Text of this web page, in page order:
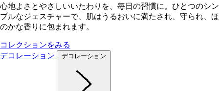
心地よさとやさしいいたわりを、毎日の習慣に。ひとつのシン
プルなジェスチャーで、肌はうるおいに満たされ、守られ、ほ
のかな香りに包まれます。
コレクションをみる
デコレーション
デコレーション